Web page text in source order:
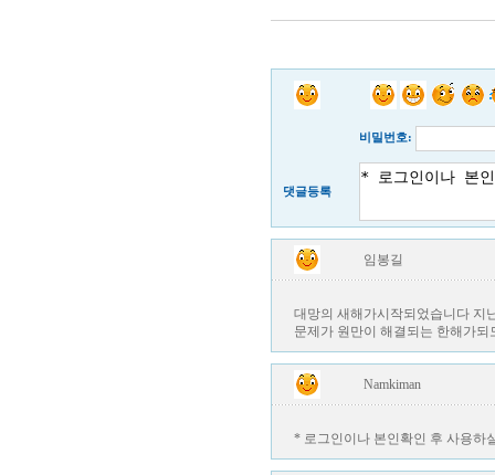
비밀번호:
댓글등록
임봉길
대망의 새해가시작되었습니다 지
문제가 원만이 해결되는 한해가
Namkiman
* 로그인이나 본인확인 후 사용하